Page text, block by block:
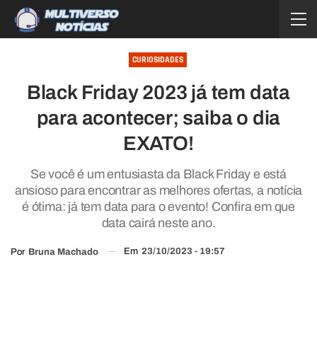
CURIOSIDADES
Black Friday 2023 já tem data
para acontecer; saiba o dia
EXATO!
Se você é um entusiasta da Black Friday e está
ansioso para encontrar as melhores ofertas, a notícia
é ótima: já tem data para o evento! Confira em que
data cairá neste ano.
Por Bruna Machado Em 23/10/2023 - 19:57